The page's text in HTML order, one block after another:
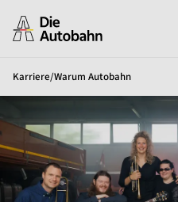
Karriere/Warum Autobahn